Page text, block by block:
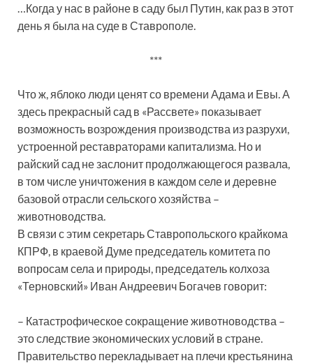
…Когда у нас в районе в саду был Путин, как раз в этот
день я была на суде в Ставрополе.
***
Что ж, яблоко люди ценят со времени Адама и Евы. А
здесь прекрасный сад в «Рассвете» показывает
возможность возрождения производства из разрухи,
устроенной реставраторами капитализма. Но и
райский сад не заслонит продолжающегося развала,
в том числе уничтожения в каждом селе и деревне
базовой отрасли сельского хозяйства –
животноводства.
В связи с этим секретарь Ставропольского крайкома
КПРФ, в краевой Думе председатель комитета по
вопросам села и природы, председатель колхоза
«Терновский» Иван Андреевич Богачев говорит:
– Катастрофическое сокращение животноводства –
это следствие экономических условий в стране.
Правительство перекладывает на плечи крестьянина